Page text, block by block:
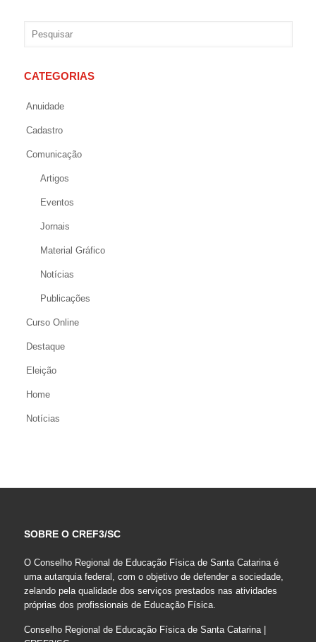
CATEGORIAS
Anuidade
Cadastro
Comunicação
Artigos
Eventos
Jornais
Material Gráfico
Notícias
Publicações
Curso Online
Destaque
Eleição
Home
Notícias
SOBRE O CREF3/SC
O Conselho Regional de Educação Física de Santa Catarina é
uma autarquia federal, com o objetivo de defender a sociedade,
zelando pela qualidade dos serviços prestados nas atividades
próprias dos profissionais de Educação Física.
Conselho Regional de Educação Física de Santa Catarina |